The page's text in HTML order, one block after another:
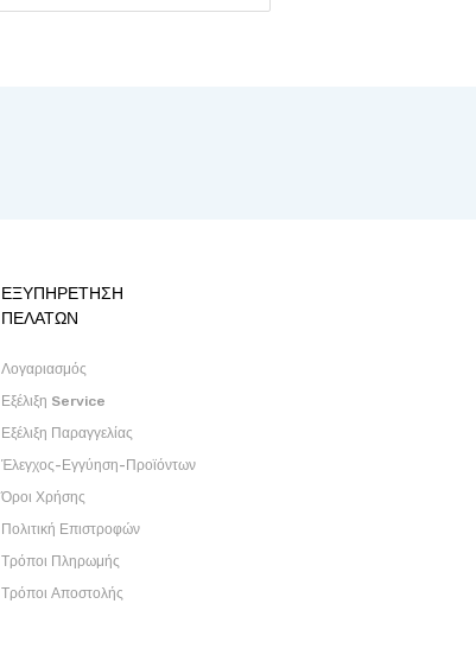
ΕΞΥΠΗΡΕΤΗΣΗ
ΠΕΛΑΤΩΝ
Λογαριασμός
Εξέλιξη Service
Εξέλιξη Παραγγελίας
Έλεγχος-Εγγύηση-Προϊόντων
Όροι Χρήσης
Πολιτική Επιστροφών
Τρόποι Πληρωμής
Τρόποι Αποστολής